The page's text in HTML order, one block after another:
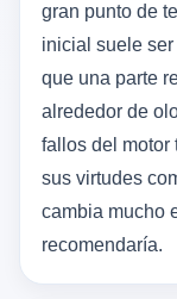
gran punto de
inicial suele
que una parte
alrededor de
fallos del motor
sus virtudes
cambia mucho
recomendaría.